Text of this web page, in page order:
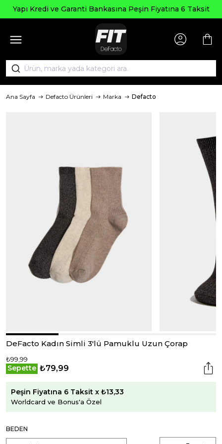
Yapı Kredi ve Garanti Bankasına Peşin Fiyatına 6 Taksit
Ana Sayfa Defacto Ürünleri Marka Defacto
DeFacto Kadın Simli 3'lü Pamuklu Uzun Çorap
₺99,99
Sepette ₺79,99
Peşin Fiyatına 6 Taksit x ₺13,33
Worldcard ve Bonus'a Özel
BEDEN